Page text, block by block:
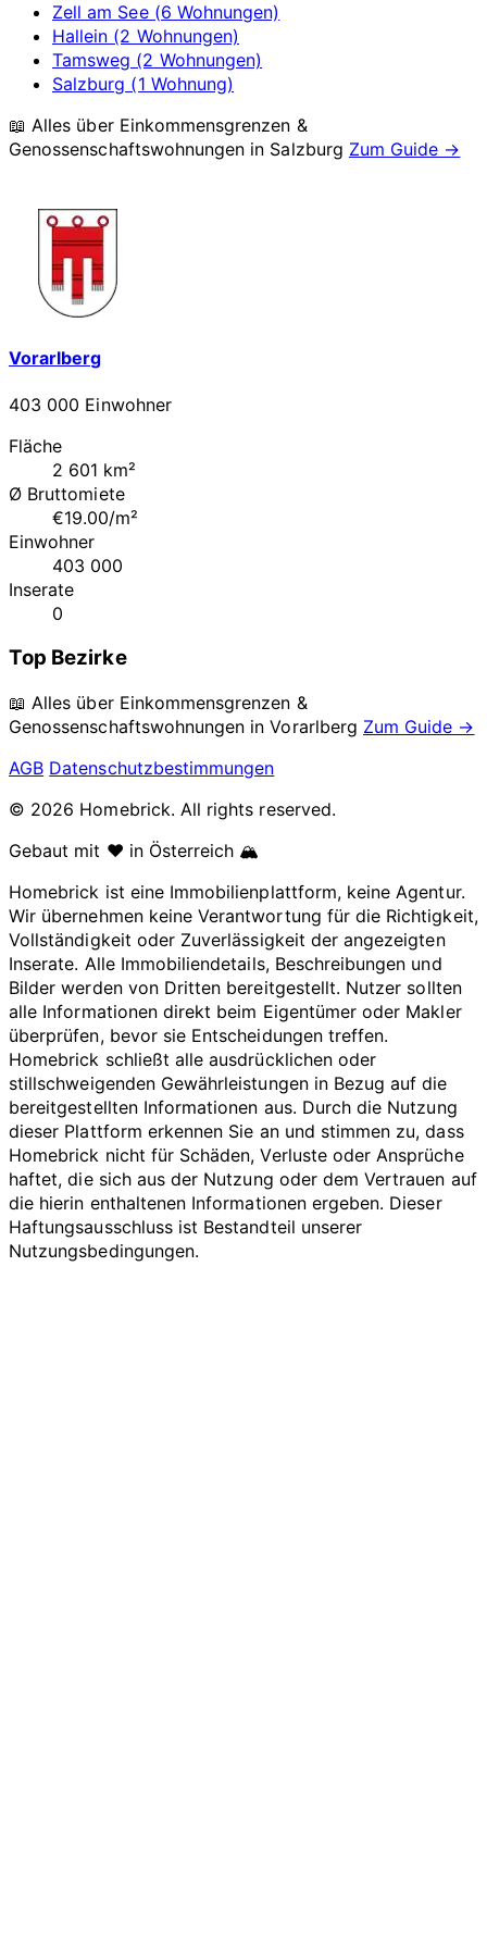
Zell am See (6 Wohnungen)
Hallein (2 Wohnungen)
Tamsweg (2 Wohnungen)
Salzburg (1 Wohnung)
📖 Alles über Einkommensgrenzen &
Genossenschaftswohnungen in Salzburg Zum Guide →
Vorarlberg
403 000 Einwohner
Fläche
2 601 km²
Ø Bruttomiete
€19.00/m²
Einwohner
403 000
Inserate
0
Top Bezirke
📖 Alles über Einkommensgrenzen &
Genossenschaftswohnungen inVorarlberg Zum Guide →
AGB Datenschutzbestimmungen
© 2026 Homebrick. All rights reserved.
Gebaut mit ❤️ in Österreich 🏔️
Homebrick ist eine Immobilienplattform, keine Agentur.
Wir übernehmen keine Verantwortung für die Richtigkeit,
Vollständigkeit oder Zuverlässigkeit der angezeigten
Inserate. Alle Immobiliendetails, Beschreibungen und
Bilder werden von Dritten bereitgestellt. Nutzer sollten
alle Informationen direkt beim Eigentümer oder Makler
überprüfen, bevor sie Entscheidungen treffen.
Homebrick schließt alle ausdrücklichen oder
stillschweigenden Gewährleistungen in Bezug auf die
bereitgestellten Informationen aus. Durch die Nutzung
dieser Plattform erkennen Sie an und stimmen zu, dass
Homebrick nicht für Schäden, Verluste oder Ansprüche
haftet, die sich aus der Nutzung oder dem Vertrauen auf
die hierin enthaltenen Informationen ergeben. Dieser
Haftungsausschluss ist Bestandteil unserer
Nutzungsbedingungen.